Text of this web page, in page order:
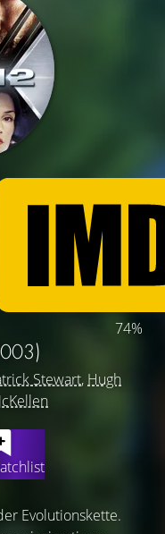
74%
Stewart, Hugh
Evolutionskette.